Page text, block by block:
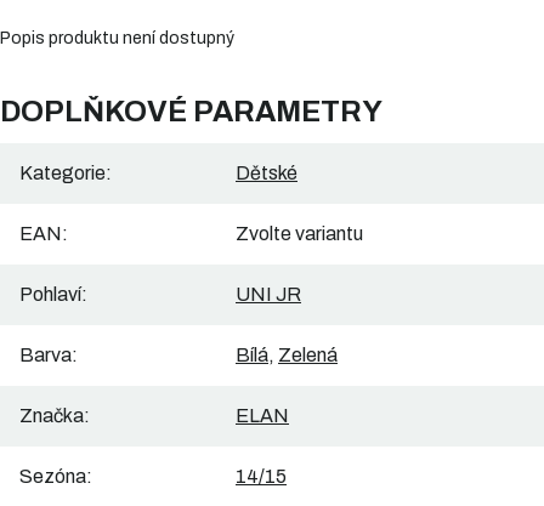
Popis produktu není dostupný
DOPLŇKOVÉ PARAMETRY
Kategorie: Dětské
EAN: Zvolte variantu
Pohlaví: UNI JR
Barva: Bílá, Zelená
Značka: ELAN
Sezóna: 14/15